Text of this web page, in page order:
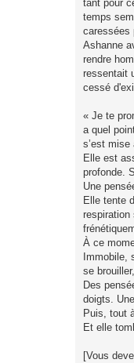
tant pour
temps
caressées
Ashanne
rendre
ressentait
cessé
« Je te
a quel
s’est
Elle est
profonde.
Une
Elle tente
respiration
À ce
Immobile,
se
Des
doigts.
Puis, tout
Et elle
[Vous